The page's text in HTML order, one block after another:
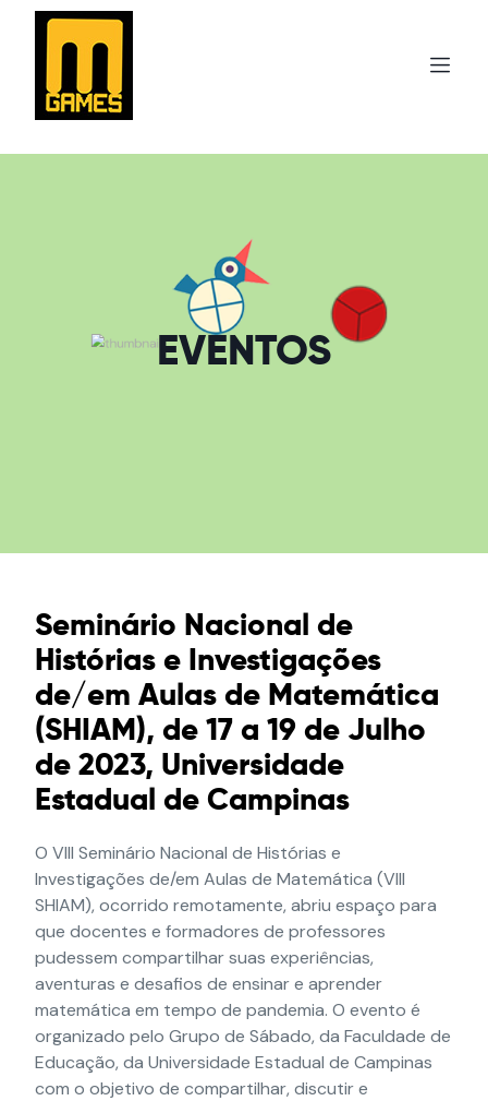
EVENTOS
Seminário Nacional de
Histórias e Investigações
de/em Aulas de Matemática
(SHIAM), de 17 a 19 de Julho
de 2023, Universidade
Estadual de Campinas
O VIII Seminário Nacional de Histórias e
Investigações de/em Aulas de Matemática (VIII
SHIAM), ocorrido remotamente, abriu espaço para
que docentes e formadores de professores
pudessem compartilhar suas experiências,
aventuras e desafios de ensinar e aprender
matemática em tempo de pandemia. O evento é
organizado pelo Grupo de Sábado, da Faculdade de
Educação, da Universidade Estadual de Campinas
com o objetivo de compartilhar, discutir e